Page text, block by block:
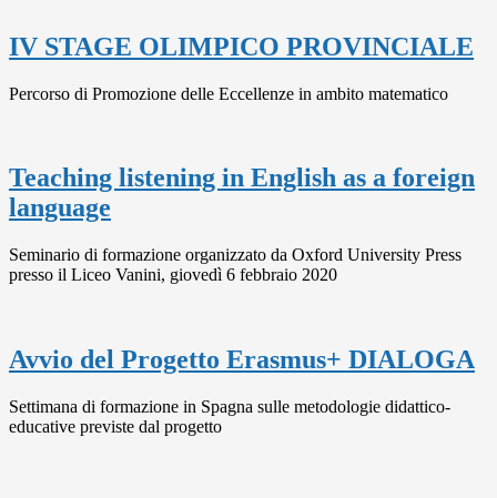
IV STAGE OLIMPICO PROVINCIALE
Percorso di Promozione delle Eccellenze in ambito matematico
Teaching listening in English as a foreign
language
Seminario di formazione organizzato da Oxford University Press
presso il Liceo Vanini, giovedì 6 febbraio 2020
Avvio del Progetto Erasmus+ DIALOGA
Settimana di formazione in Spagna sulle metodologie didattico-
educative previste dal progetto